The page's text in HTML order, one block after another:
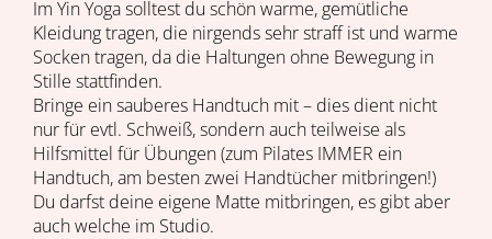
Im Yin Yoga solltest du schön warme, gemütliche
Kleidung tragen, die nirgends sehr straff ist und warme
Socken tragen, da die Haltungen ohne Bewegung in
Stille stattfinden.
Bringe ein sauberes Handtuch mit – dies dient nicht
nur für evtl. Schweiß, sondern auch teilweise als
Hilfsmittel für Übungen (zum Pilates IMMER ein
Handtuch, am besten zwei Handtücher mitbringen!)
Du darfst deine eigene Matte mitbringen, es gibt aber
auch welche im Studio.